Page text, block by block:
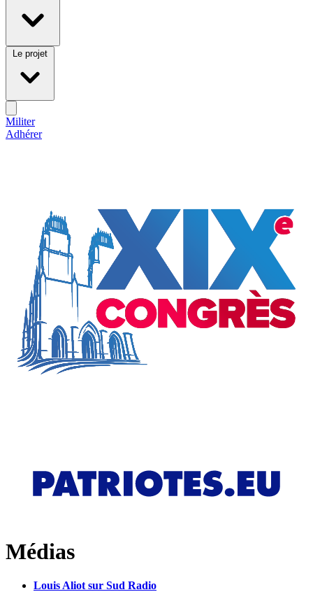
Le projet
Militer
Adhérer
Médias
Louis Aliot sur Sud Radio